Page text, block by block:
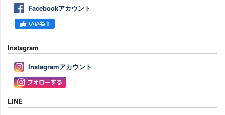
Facebookアカウント
Instagram
Instagramアカウント
LINE